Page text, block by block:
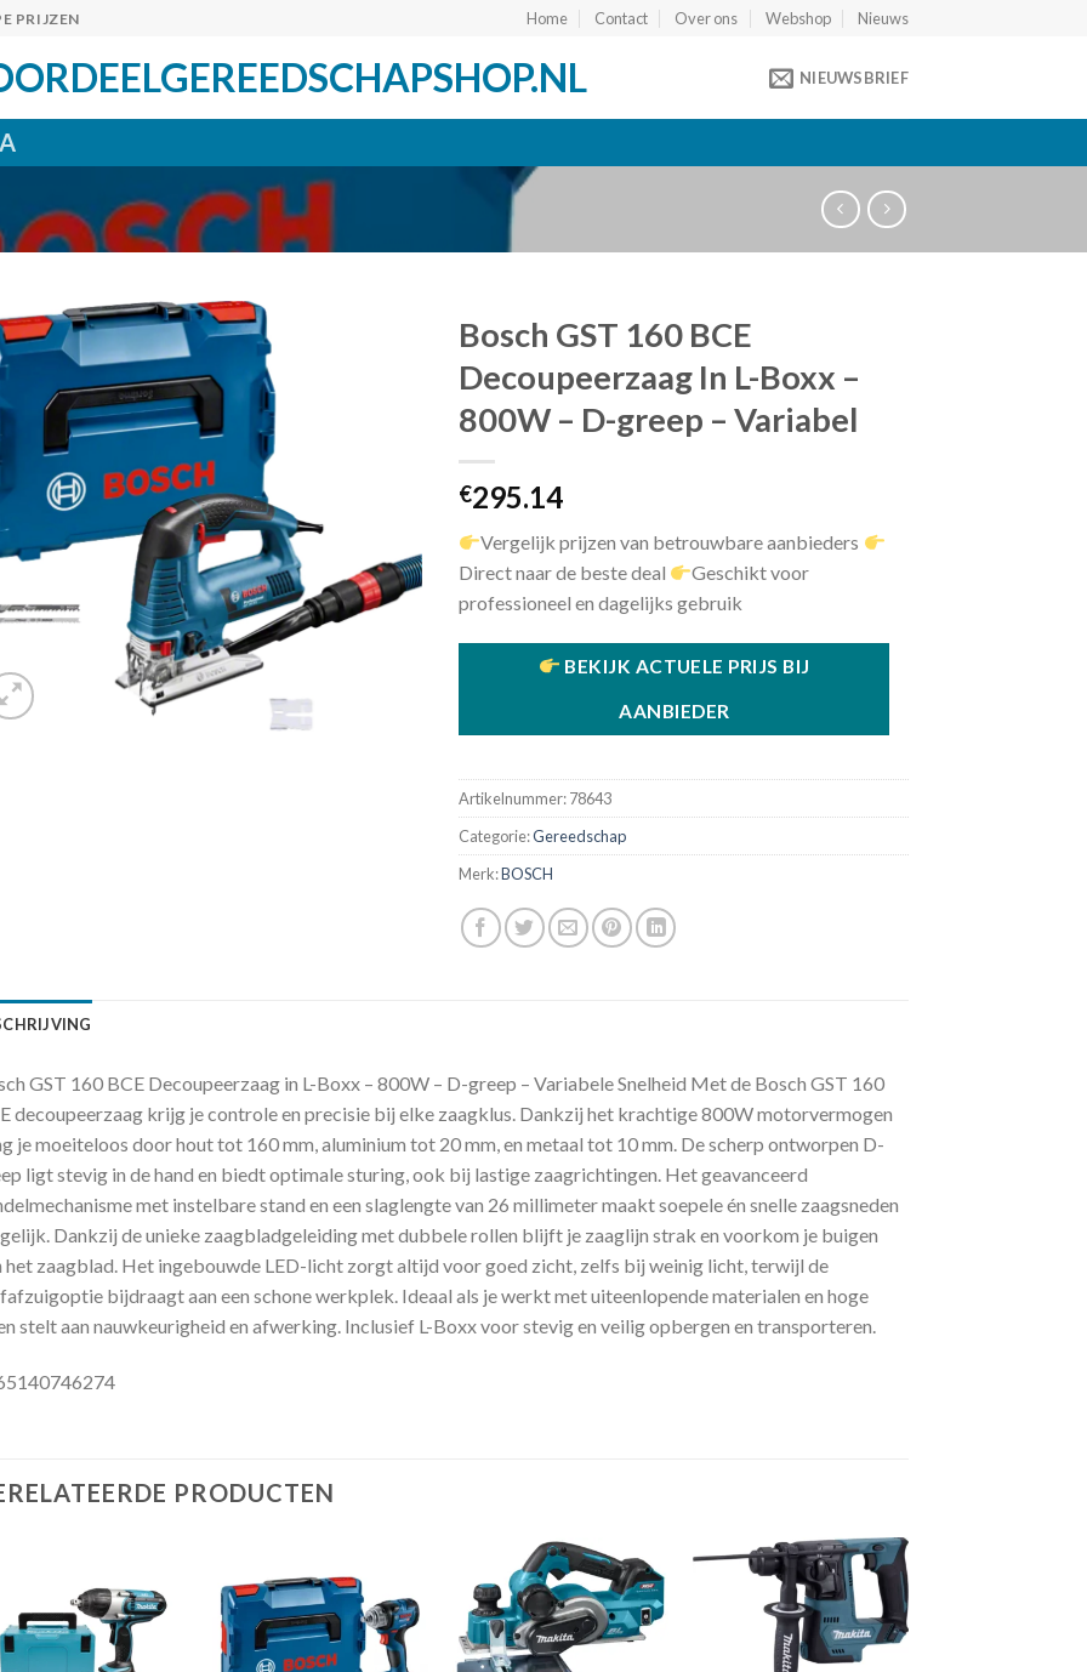
PRIJZEN Home Contact Over ons Webshop Nieuws
NIEUWSBRIEF
Bosch GST 160 BCE
Decoupeerzaag In L-Boxx –
800W – D-greep – Variabel
€295.14
Vergelijk prijzen van betrouwbare aanbieders
Direct naar de beste deal
Geschikt voor
professioneel en dagelijks gebruik
BEKIJK ACTUELE PRIJS BIJ
AANBIEDER
Artikelnummer:78643
Categorie:Gereedschap
Merk:BOSCH
GST 160 BCE Decoupeerzaag in L-Boxx – 800W – D-greep – Variabele Snelheid Met de Bosch GST 160
decoupeerzaag krijg je controle en precisie bij elke zaagklus. Dankzij het krachtige 800W motorvermogen
je moeiteloos door hout tot 160 mm, aluminium tot 20 mm, en metaal tot 10 mm. De scherp ontworpen D-
ligt stevig in de hand en biedt optimale sturing, ook bij lastige zaagrichtingen. Het geavanceerd
met instelbare stand en een slaglengte van 26 millimeter maakt soepele én snelle zaagsneden
Dankzij de unieke zaagbladgeleiding met dubbele rollen blijft je zaaglijn strak en voorkom je buigen
het zaagblad. Het ingebouwde LED-licht zorgt altijd voor goed zicht, zelfs bij weinig licht, terwijl de
bijdraagt aan een schone werkplek. Ideaal als je werkt met uiteenlopende materialen en hoge
stelt aan nauwkeurigheid en afwerking. Inclusief L-Boxx voor stevig en veilig opbergen en transporteren.
PRODUCTEN
Toevoegen
aan
Toevoegen
Toevoegen
Toevoegen
aan